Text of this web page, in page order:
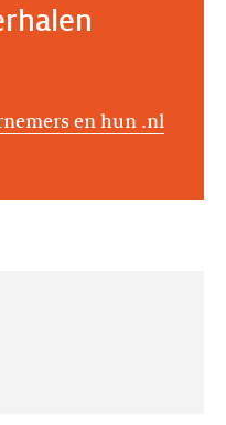
en hun .nl